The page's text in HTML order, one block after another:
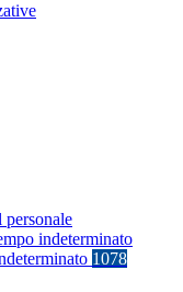
personale
indeterminato
1078